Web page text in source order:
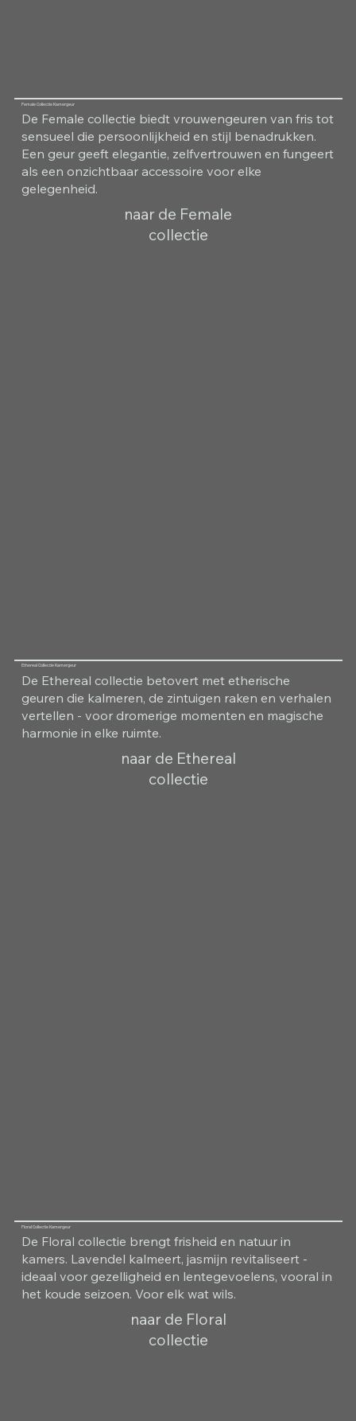
Female Collectie Kamergeur
De Female collectie biedt vrouwengeuren van fris tot
sensueel die persoonlijkheid en stijl benadrukken.
Een geur geeft elegantie, zelfvertrouwen en fungeert
als een onzichtbaar accessoire voor elke
gelegenheid.
naar de Female
collectie
Ethereal Collectie Kamergeur
De Ethereal collectie betovert met etherische
geuren die kalmeren, de zintuigen raken en verhalen
vertellen - voor dromerige momenten en magische
harmonie in elke ruimte.
naar de Ethereal
collectie
Floral Collectie Kamergeur
De Floral collectie brengt frisheid en natuur in
kamers. Lavendel kalmeert, jasmijn revitaliseert -
ideaal voor gezelligheid en lentegevoelens, vooral in
het koude seizoen. Voor elk wat wils.
naar de Floral
collectie